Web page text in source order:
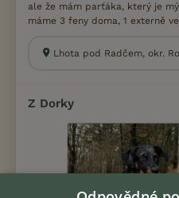
ale že mám parťáka, který je
máme 3 feny doma, 1 externě
Lhota pod Radčem, okr.
Z Dorky